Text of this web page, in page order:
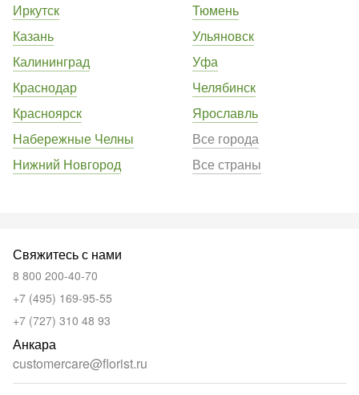
Иркутск
Казань
Калининград
Краснодар
Красноярск
Набережные Челны
Нижний Новгород
Тюмень
Ульяновск
Уфа
Челябинск
Ярославль
Все города
Все страны
Свяжитесь с нами
8 800 200-40-70
+7 (495) 169-95-55
+7 (727) 310 48 93
Анкара
customercare@florist.ru